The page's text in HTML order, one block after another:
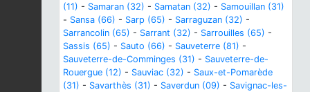
(11) - Samaran (32) - Samatan (32) - Samouillan (31)
- Sansa (66) - Sarp (65) - Sarraguzan (32) -
Sarrancolin (65) - Sarrant (32) - Sarrouilles (65) -
Sassis (65) - Sauto (66) - Sauveterre (81) -
Sauveterre-de-Comminges (31) - Sauveterre-de-
Rouergue (12) - Sauviac (32) - Saux-et-Pomarède
(31) - Savarthès (31) - Saverdun (09) - Savignac-les-